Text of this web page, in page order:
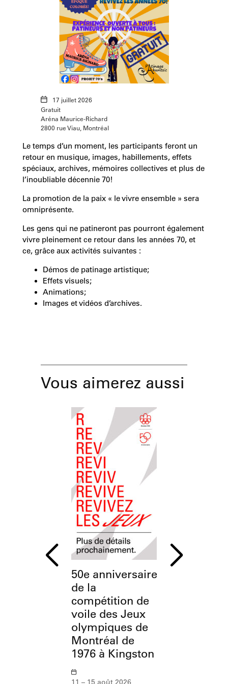
17 juillet 2026
Gratuit
Aréna Maurice-Richard
2800 rue Viau, Montréal
Le temps d’un moment, les participants feront un
retour en musique, images, habillements, effets
spéciaux, archives, mémoires collectives et plus de
l’inoubliable décennie 70!
La promotion de la paix « le vivre ensemble » sera
omniprésente.
Les gens qui ne patineront pas pourront également
vivre pleinement ce retour dans les années 70, et
ce, grâce aux activités suivantes :
Démos de patinage artistique;
Effets visuels;
Animations;
Images et vidéos d’archives.
Vous aimerez aussi
50e anniversaire
de la
compétition de
voile des Jeux
olympiques de
Montréal de
1976 à Kingston
11 – 15 août 2026